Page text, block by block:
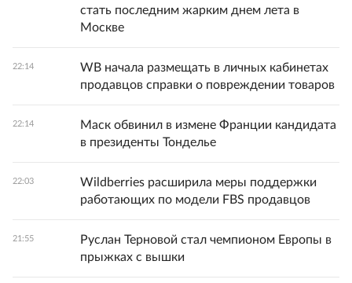
стать последним жарким днем лета в
Москве
22:14
WB начала размещать в личных кабинетах
продавцов справки о повреждении товаров
22:14
Маск обвинил в измене Франции кандидата
в президенты Тонделье
22:03
Wildberries расширила меры поддержки
работающих по модели FBS продавцов
21:55
Руслан Терновой стал чемпионом Европы в
прыжках с вышки